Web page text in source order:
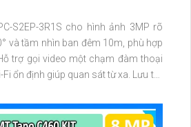
S2EP-3R1S cho hình ảnh 3MP rõ
và tầm nhìn ban đêm 10m, phù hợp
định giúp quan sát từ xa. Lưu trữ
và văn phòng nhỏ.